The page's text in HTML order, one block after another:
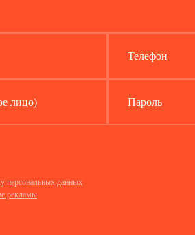
органами для дополнительного информирования
наблюдения, обязательным для предоставления, а также
Телефон
лицо) Пароль
персональных данных
рекламы